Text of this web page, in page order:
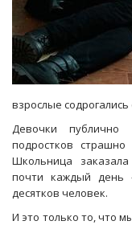
взрослые
Девочки публично
подростков
Школьница
почти каждый день
десятков человек.
И это только то, что